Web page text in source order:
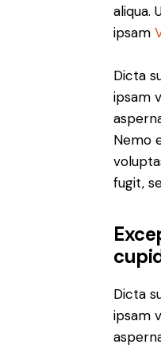
aliqua.
ipsam
Dicta
ipsam
Nemo
fugit,
Dicta
ipsam